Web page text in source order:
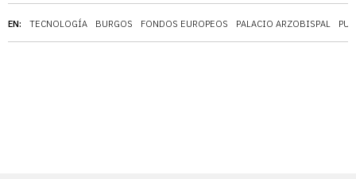
EN: TECNOLOGÍA BURGOS FONDOS EUROPEOS PALACIO ARZOBISPAL